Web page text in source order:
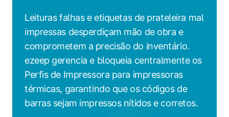
Leituras falhas e etiquetas de prateleira mal
impressas desperdiçam mão de obra e
comprometem a precisão do inventário.
ezeep gerencia e bloqueia centralmente os
Perfis de Impressora para impressoras
térmicas, garantindo que os códigos de
barras sejam impressos nítidos e corretos.